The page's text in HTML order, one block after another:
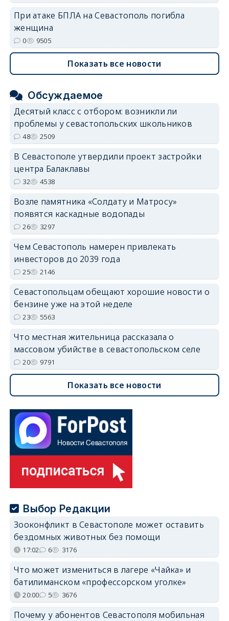
При атаке БПЛА на Севастополь погибла
женщина
0 9505
Показать все новости
Обсуждаемое
Десятый класс с отбором: возникли ли
проблемы у севастопольских школьников
48 2509
В Севастополе утвердили проект застройки
центра Балаклавы
32 4538
Возле памятника «Солдату и Матросу»
появятся каскадные водопады
26 3297
Чем Севастополь намерен привлекать
инвесторов до 2039 года
25 2146
Севастопольцам обещают хорошие новости о
бензине уже на этой неделе
23 5563
Что местная жительница рассказала о
массовом убийстве в севастопольском селе
20 9791
Показать все новости
Выбор Редакции
Зооконфликт в Севастополе может оставить
бездомных животных без помощи
17:02 6 3176
Что может измениться в лагере «Чайка» и
батилиманском «профессорском уголке»
20:00 5 3676
Почему у абонентов Севастополя мобильная